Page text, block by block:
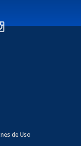
de Uso